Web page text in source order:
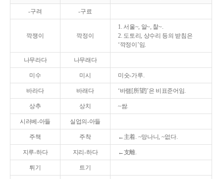
-구려 -구료
깍쟁이 깍정이
1. 서울~, 알~, 찰~.
2. 도토리, 상수리 등의 받침은
‘깍정이’임.
나무라다 나무래다
미수 미시 미숫-가루.
바라다 바래다 ‘바램[所望]’은 비표준어임.
상추 상치 ~쌈.
시러베-아들 실업의-아들
주책 주착 ←主着. ~망나니, ~없다.
지루-하다 지리-하다 ←支離.
튀기 트기